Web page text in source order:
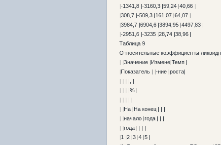
|-1341,8 |-3160,3 |59,24 |40,66 |
|308,7 |-509,3 |161,07 |64,07 |
|3984,7 |6904,6 |3894,95 |4497,83 |
|-2951,6 |-3235 |28,74 |38,96 |
Таблица 9
Относительные коэффициенты
| |Значение |Измене|Темп |
|Показатель | |-ние |роста|
| | | |, |
| | | |% |
| | | | |
| |На |На конец | | |
| |начало |года | | |
| |года | | | |
|1 |2 |3 |4 |5 |